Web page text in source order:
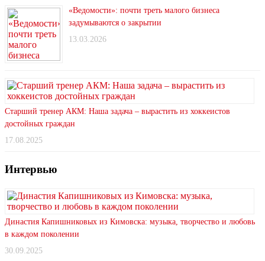
«Ведомости»: почти треть малого бизнеса
задумываются о закрытии
13.03.2026
Старший тренер АКМ: Наша задача – вырастить из хоккеистов
достойных граждан
17.08.2025
Интервью
Династия Капишниковых из Кимовска: музыка, творчество и любовь
в каждом поколении
30.09.2025